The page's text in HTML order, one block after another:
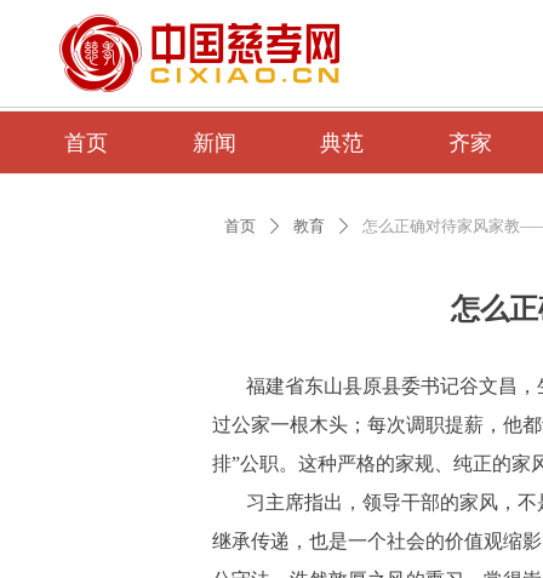
首页 新闻 典范 齐家
怎么
首页 ꄲ 教育 ꄲ 怎么正确对待家风家教
福建省东山县原县委书记谷文昌
过公家一根木头；每次调职提薪，他
排”公职。这种严格的家规、纯正的
习主席指出，领导干部的家风，
继承传递，也是一个社会的价值观缩